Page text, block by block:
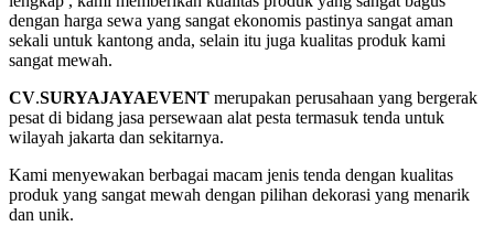
Bazar
di
Jakarta
dengan harga sewa yang sangat ekonomis pastinya sangat aman
sekali untuk kantong anda, selain itu juga kualitas produk kami
sangat mewah.
CV.SURYAJAYAEVENT merupakan perusahaan yang bergerak
pesat di bidang jasa persewaan alat pesta termasuk tenda untuk
wilayah jakarta dan sekitarnya.
Kami menyewakan berbagai macam jenis tenda dengan kualitas
produk yang sangat mewah dengan pilihan dekorasi yang menarik
dan unik.